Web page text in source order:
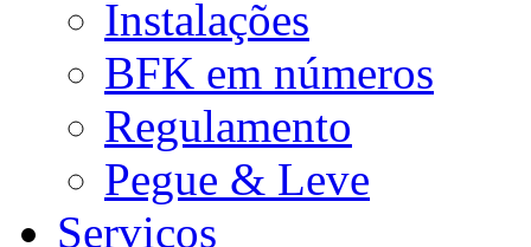
Instalações
BFK em números
Regulamento
Pegue & Leve
Serviços